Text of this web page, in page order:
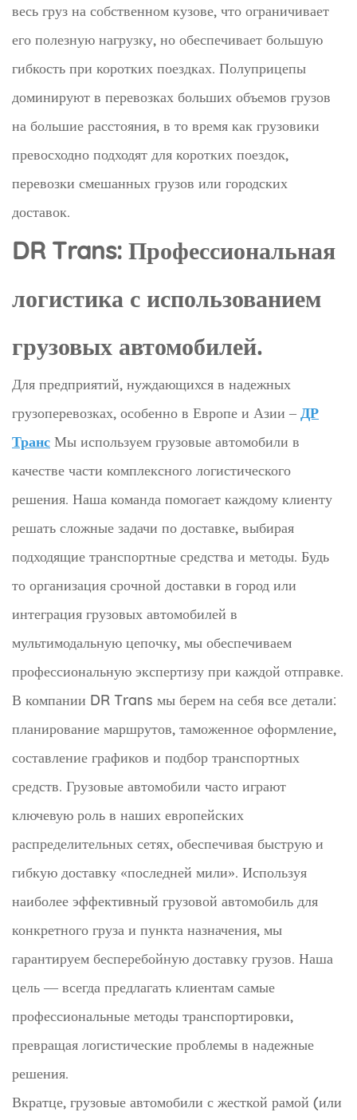
весь груз на собственном кузове, что ограничивает
его полезную нагрузку, но обеспечивает большую
гибкость при коротких поездках. Полуприцепы
доминируют в перевозках больших объемов грузов
на большие расстояния, в то время как грузовики
превосходно подходят для коротких поездок,
перевозки смешанных грузов или городских
доставок.
DR Trans: Профессиональная
логистика с использованием
грузовых автомобилей.
Для предприятий, нуждающихся в надежных
грузоперевозках, особенно в Европе и Азии – ДР
Транс Мы используем грузовые автомобили в
качестве части комплексного логистического
решения. Наша команда помогает каждому клиенту
решать сложные задачи по доставке, выбирая
подходящие транспортные средства и методы. Будь
то организация срочной доставки в город или
интеграция грузовых автомобилей в
мультимодальную цепочку, мы обеспечиваем
профессиональную экспертизу при каждой отправке.
В компании DR Trans мы берем на себя все детали:
планирование маршрутов, таможенное оформление,
составление графиков и подбор транспортных
средств. Грузовые автомобили часто играют
ключевую роль в наших европейских
распределительных сетях, обеспечивая быструю и
гибкую доставку «последней мили». Используя
наиболее эффективный грузовой автомобиль для
конкретного груза и пункта назначения, мы
гарантируем бесперебойную доставку грузов. Наша
цель — всегда предлагать клиентам самые
профессиональные методы транспортировки,
превращая логистические проблемы в надежные
решения.
Вкратце, грузовые автомобили с жесткой рамой (или